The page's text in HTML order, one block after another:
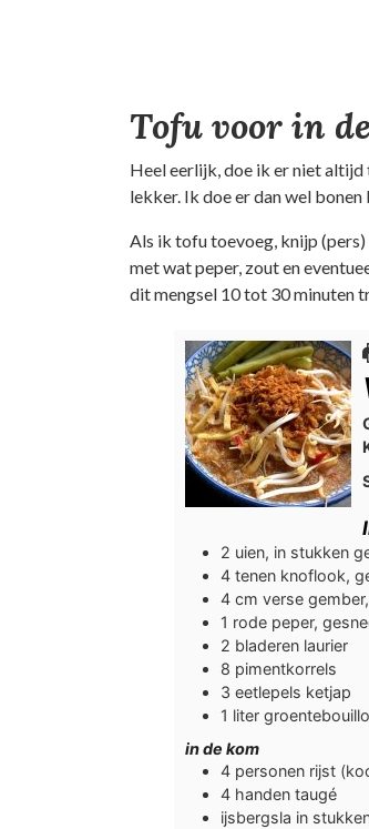
Tofu voor in
Heel eerlijk, doe ik er niet
lekker. Ik doe er dan wel
Als ik tofu toevoeg, knijp
met wat peper, zout en
dit mengsel 10 tot 30 minuten
2 uien, in stukken
4 tenen knoflook,
4 cm verse
1 rode peper,
2 bladeren laurier
8 pimentkorrels
3 eetlepels ketjap
1 liter
in de kom
4 personen rijst
4 handen taugé
ijsbergsla in